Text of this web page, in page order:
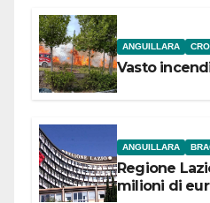
ANGUILLARA
Vasto
ANGUILLARA
Regione
milioni di